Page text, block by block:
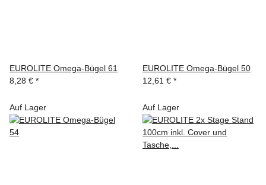
EUROLITE Omega-Bügel 61
8,28 € *
EUROLITE Omega-Bügel 50
12,61 € *
Auf Lager Auf Lager